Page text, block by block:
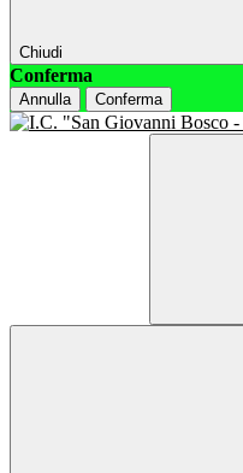
Chiudi
Conferma
Annulla Conferma